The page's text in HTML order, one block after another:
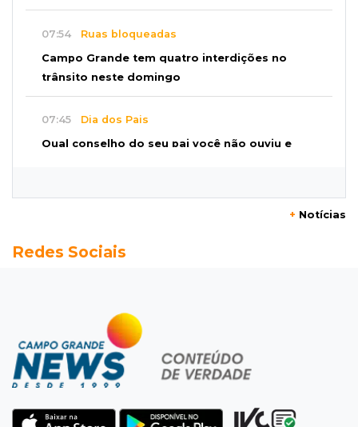
07:54 Ruas bloqueadas
Campo Grande tem quatro interdições no
trânsito neste domingo
07:45 Dia dos Pais
Qual conselho do seu pai você não ouviu e
e agora treinam as filhas
Ataque em beco deixa um morto com rosto
deformado e outro ferido
07:2014 de julho
karaokê de Dia dos Pais
+ Notícias
Redes Sociais